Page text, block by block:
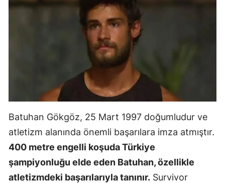
Batuhan Gökgöz, 25 Mart 1997 doğumludur ve
atletizm alanında önemli başarılara imza atmıştır.
400 metre engelli koşuda Türkiye
şampiyonluğu elde eden Batuhan, özellikle
atletizmdeki başarılarıyla tanınır. Survivor